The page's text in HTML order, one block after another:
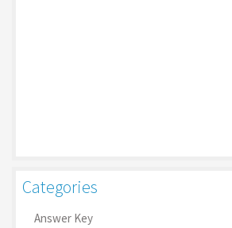
Categories
Answer Key